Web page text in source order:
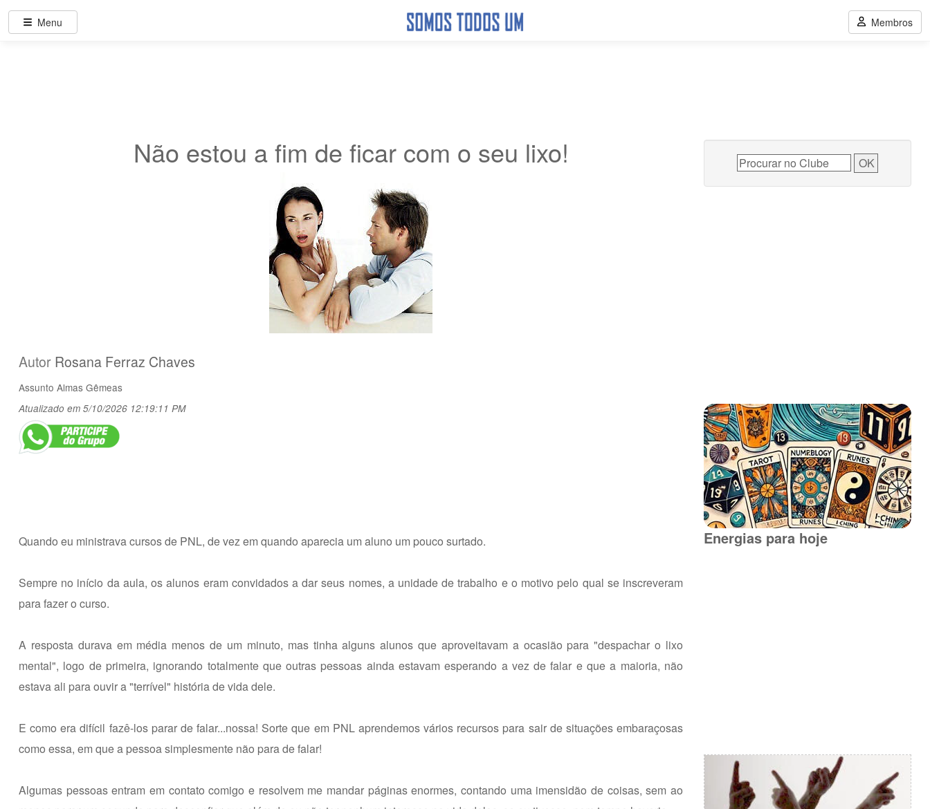
Não estou a fim de ficar com o seu lixo!
Autor Rosana Ferraz Chaves
Assunto Almas Gêmeas
Atualizado em 5/10/2026 12:19:11 PM
Quando eu ministrava cursos de PNL, de vez em quando aparecia um aluno um pouco surtado.
Sempre no início da aula, os alunos eram convidados a dar seus nomes, a unidade de trabalho e o motivo pelo qual se inscreveram
para fazer o curso.
A resposta durava em média menos de um minuto, mas tinha alguns alunos que aproveitavam a ocasião para "despachar o lixo
mental", logo de primeira, ignorando totalmente que outras pessoas ainda estavam esperando a vez de falar e que a maioria, não
estava ali para ouvir a "terrível" história de vida dele.
E como era difícil fazê-los parar de falar...nossa! Sorte que em PNL aprendemos vários recursos para sair de situações embaraçosas
como essa, em que a pessoa simplesmente não para de falar!
Algumas pessoas entram em contato comigo e resolvem me mandar páginas enormes, contando uma imensidão de coisas, sem ao
Energias para hoje
Menu Membros